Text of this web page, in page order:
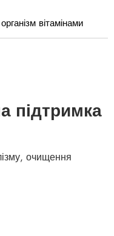
вітамінами
підтримка
очищення